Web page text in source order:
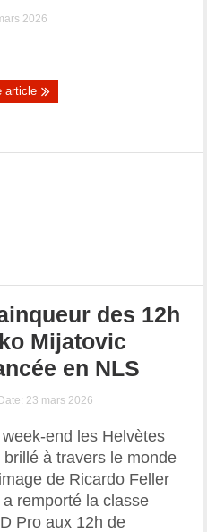
2026
article
des 12h
Mijatovic
en NLS
23 mars 2026
week-end les Helvètes
brillé à travers le monde
de Ricardo Feller
a remporté la classe
Pro aux 12h de